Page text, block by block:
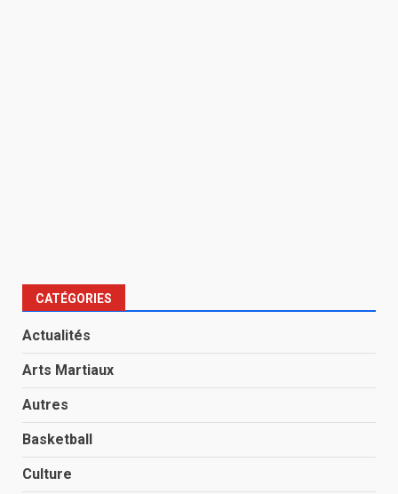
CATÉGORIES
Actualités
Arts Martiaux
Autres
Basketball
Culture